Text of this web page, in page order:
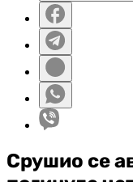
Срушио се